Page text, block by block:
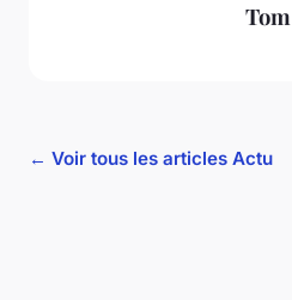
Tom
← Voir tous les articles Actu